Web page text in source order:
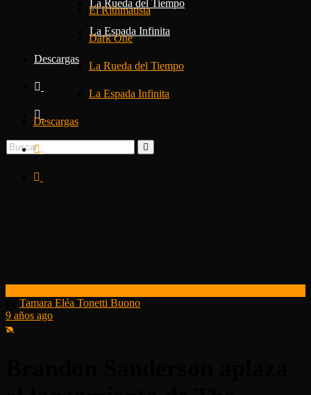
La Rueda del Tiempo
La Espada Infinita
Descargas
El Rithmatista
Dark One
La Rueda del Tiempo
La Espada Infinita
Descargas
Tamara Eléa Tonetti Buono
9 años ago